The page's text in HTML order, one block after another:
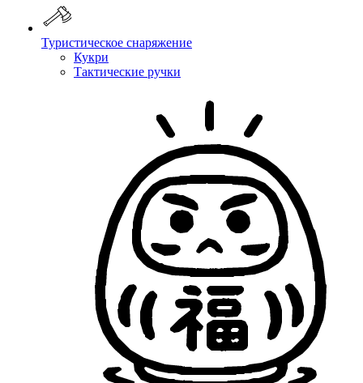
Туристическое снаряжение
Кукри
Тактические ручки